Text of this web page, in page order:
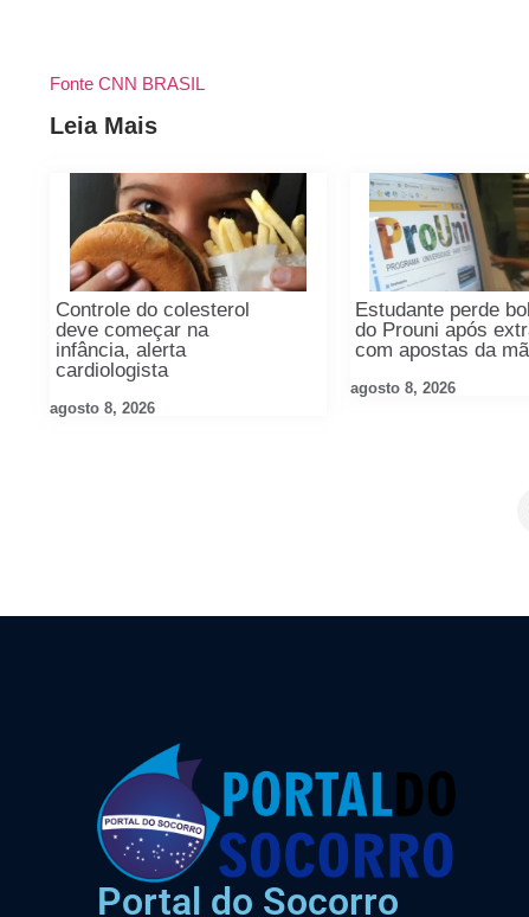
Fonte CNN BRASIL
Leia Mais
Controle do colesterol
deve começar na
infância, alerta
cardiologista
agosto 8, 2026
Estudante perde
do Prouni após
com apostas da
agosto 8, 2026
Portal do Socorro